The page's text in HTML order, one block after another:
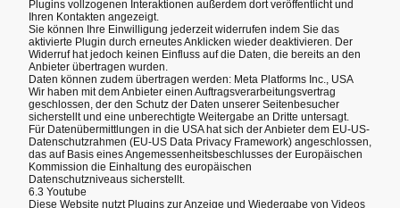
Plugins vollzogenen Interaktionen außerdem dort veröffentlicht und
Ihren Kontakten angezeigt.
Sie können Ihre Einwilligung jederzeit widerrufen indem Sie das
aktivierte Plugin durch erneutes Anklicken wieder deaktivieren. Der
Widerruf hat jedoch keinen Einfluss auf die Daten, die bereits an den
Anbieter übertragen wurden.
Daten können zudem übertragen werden: Meta Platforms Inc., USA
Wir haben mit dem Anbieter einen Auftragsverarbeitungsvertrag
geschlossen, der den Schutz der Daten unserer Seitenbesucher
sicherstellt und eine unberechtigte Weitergabe an Dritte untersagt.
Für Datenübermittlungen in die USA hat sich der Anbieter dem EU-US-
Datenschutzrahmen (EU-US Data Privacy Framework) angeschlossen,
das auf Basis eines Angemessenheitsbeschlusses der Europäischen
Kommission die Einhaltung des europäischen
Datenschutzniveaus sicherstellt.
6.3 Youtube
Diese Website nutzt Plugins zur Anzeige und Wiedergabe von Videos